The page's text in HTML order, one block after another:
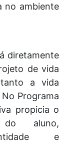
no ambiente
diretamente
de vida
tanto a vida
Programa
propicia o
do aluno,
e